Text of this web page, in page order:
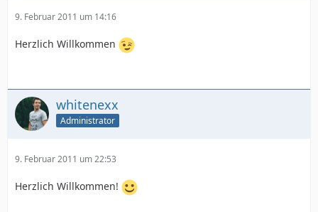
9. Februar 2011 um 14:16
Herzlich Willkommen
whitenexx
Administrator
9. Februar 2011 um 22:53
Herzlich Willkommen!